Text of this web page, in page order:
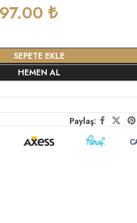
₺
SEPETE EKLE
HEMEN AL
Paylaş: